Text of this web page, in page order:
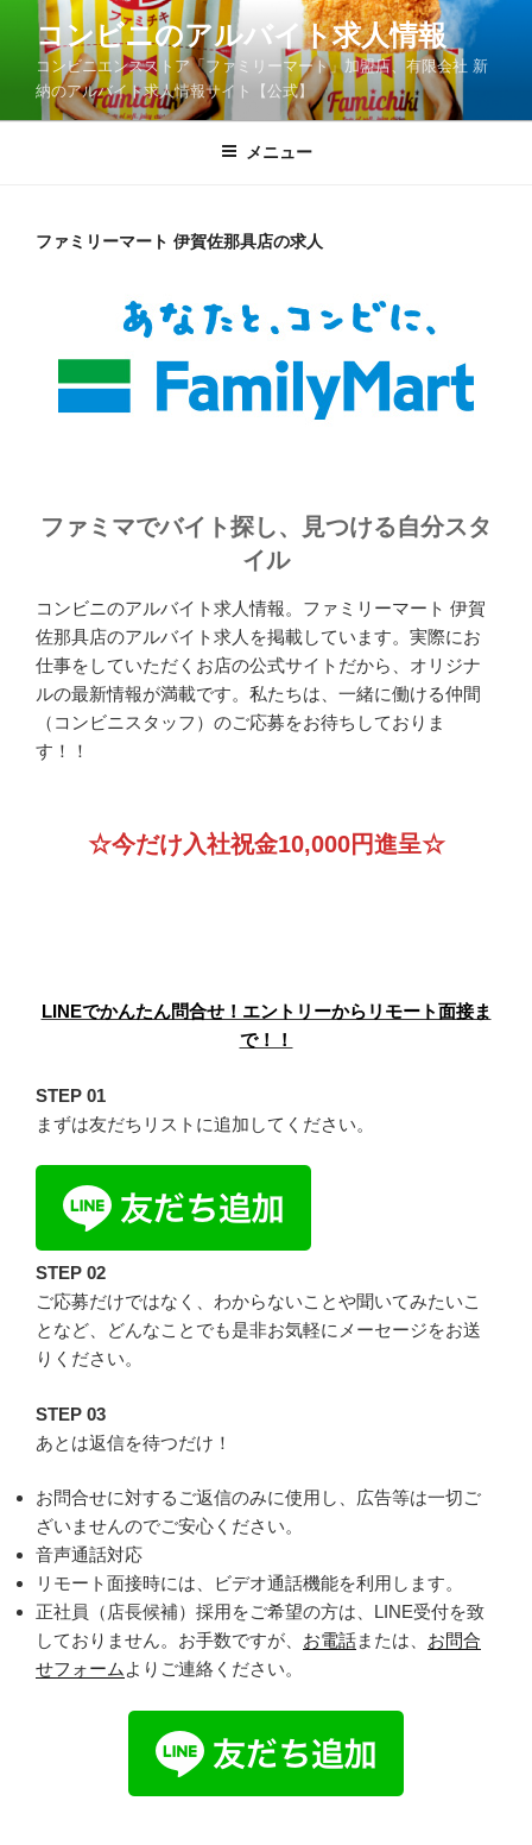
ツ
コンビニのアルバイト求人情報
コンビニエンスストア「ファミリーマート」加盟店、有限会社 新
納のアルバイト求人情報サイト【公式】
メニュー
ファミリーマート 伊賀佐那具店の求人
ファミマでバイト探し、見つける自分スタ
イル
コンビニのアルバイト求人情報。ファミリーマート 伊賀
佐那具店のアルバイト求人を掲載しています。実際にお
仕事をしていただくお店の公式サイトだから、オリジナ
ルの最新情報が満載です。私たちは、一緒に働ける仲間
（コンビニスタッフ）のご応募をお待ちしておりま
す！！
☆今だけ入社祝金10,000円進呈☆
LINEでかんたん問合せ！エントリーからリモート面接ま
で！！
STEP 01
まずは友だちリストに追加してください。
STEP 02
ご応募だけではなく、わからないことや聞いてみたいこ
となど、どんなことでも是非お気軽にメーセージをお送
りください。
STEP 03
あとは返信を待つだけ！
お問合せに対するご返信のみに使用し、広告等は一切ご
ざいませんのでご安心ください。
音声通話対応
リモート面接時には、ビデオ通話機能を利用します。
正社員（店長候補）採用をご希望の方は、LINE受付を致
しておりません。お手数ですが、 お電話または、 お問合
せフォーム よりご連絡ください。